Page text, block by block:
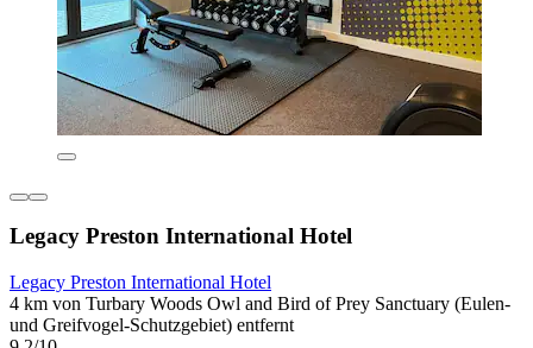
Legacy Preston International Hotel
Legacy Preston International Hotel
4 km von Turbary Woods Owl and Bird of Prey Sanctuary (Eulen-
und Greifvogel-Schutzgebiet) entfernt